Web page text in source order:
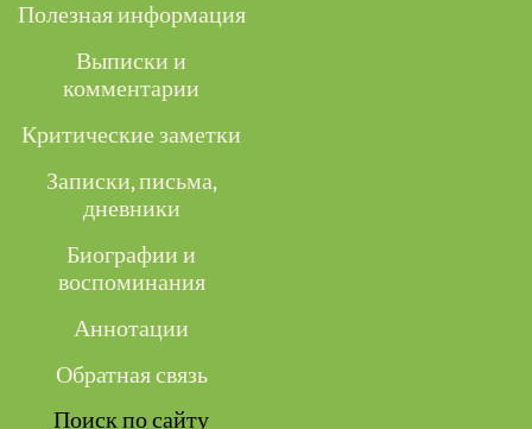
Полезная информация
Выписки и
комментарии
Критические заметки
Записки, письма,
дневники
Биографии и
воспоминания
Аннотации
Обратная связь
Поиск по сайту